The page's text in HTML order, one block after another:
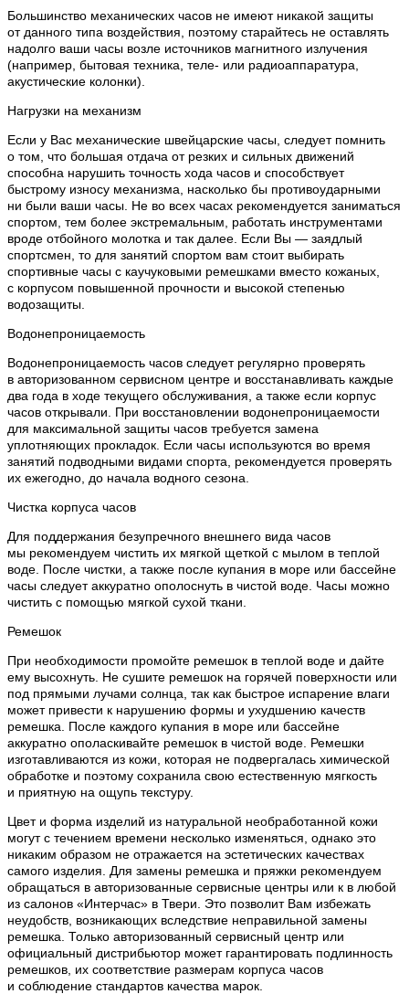
Большинство механических часов не имеют никакой защиты
от данного типа воздействия, поэтому старайтесь не оставлять
надолго ваши часы возле источников магнитного излучения
(например, бытовая техника, теле- или радиоаппаратура,
акустические колонки).
Нагрузки на механизм
Если у Вас механические швейцарские часы, следует помнить
о том, что большая отдача от резких и сильных движений
способна нарушить точность хода часов и способствует
быстрому износу механизма, насколько бы противоударными
ни были ваши часы. Не во всех часах рекомендуется заниматься
спортом, тем более экстремальным, работать инструментами
вроде отбойного молотка и так далее. Если Вы — заядлый
спортсмен, то для занятий спортом вам стоит выбирать
спортивные часы с каучуковыми ремешками вместо кожаных,
с корпусом повышенной прочности и высокой степенью
водозащиты.
Водонепроницаемость
Водонепроницаемость часов следует регулярно проверять
в авторизованном сервисном центре и восстанавливать каждые
два года в ходе текущего обслуживания, а также если корпус
часов открывали. При восстановлении водонепроницаемости
для максимальной защиты часов требуется замена
уплотняющих прокладок. Если часы используются во время
занятий подводными видами спорта, рекомендуется проверять
их ежегодно, до начала водного сезона.
Чистка корпуса часов
Для поддержания безупречного внешнего вида часов
мы рекомендуем чистить их мягкой щеткой с мылом в теплой
воде. После чистки, а также после купания в море или бассейне
часы следует аккуратно ополоснуть в чистой воде. Часы можно
чистить с помощью мягкой сухой ткани.
Ремешок
При необходимости промойте ремешок в теплой воде и дайте
ему высохнуть. Не сушите ремешок на горячей поверхности или
под прямыми лучами солнца, так как быстрое испарение влаги
может привести к нарушению формы и ухудшению качеств
ремешка. После каждого купания в море или бассейне
аккуратно ополаскивайте ремешок в чистой воде. Ремешки
изготавливаются из кожи, которая не подвергалась химической
обработке и поэтому сохранила свою естественную мягкость
и приятную на ощупь текстуру.
Цвет и форма изделий из натуральной необработанной кожи
могут с течением времени несколько изменяться, однако это
никаким образом не отражается на эстетических качествах
самого изделия. Для замены ремешка и пряжки рекомендуем
обращаться в авторизованные сервисные центры или к в любой
из салонов «Интерчас» в Твери. Это позволит Вам избежать
неудобств, возникающих вследствие неправильной замены
ремешка. Только авторизованный сервисный центр или
официальный дистрибьютор может гарантировать подлинность
ремешков, их соответствие размерам корпуса часов
и соблюдение стандартов качества марок.